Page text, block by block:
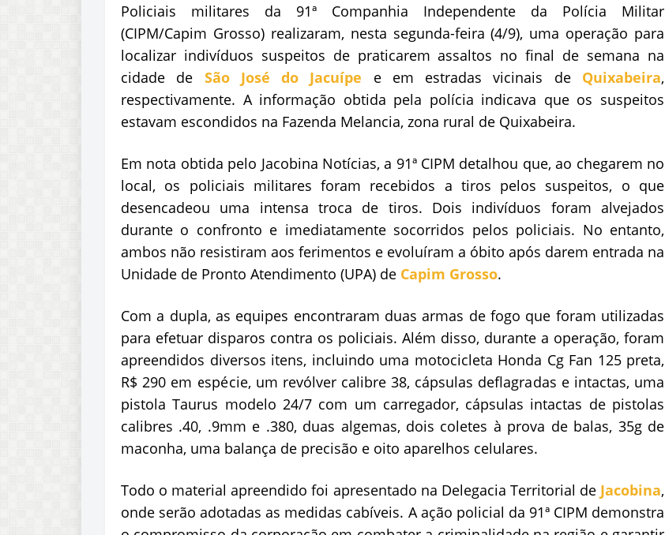
Policiais militares da 91ª Companhia Independente da Polícia Militar
(CIPM/Capim Grosso) realizaram, nesta segunda-feira (4/9), uma operação para
localizar indivíduos suspeitos de praticarem assaltos no final de semana na
cidade de São José do Jacuípe e em estradas vicinais de Quixabeira,
respectivamente. A informação obtida pela polícia indicava que os suspeitos
estavam escondidos na Fazenda Melancia, zona rural de Quixabeira.
Em nota obtida pelo Jacobina Notícias, a 91ª CIPM detalhou que, ao chegarem no
local, os policiais militares foram recebidos a tiros pelos suspeitos, o que
desencadeou uma intensa troca de tiros. Dois indivíduos foram alvejados
durante o confronto e imediatamente socorridos pelos policiais. No entanto,
ambos não resistiram aos ferimentos e evoluíram a óbito após darem entrada na
Unidade de Pronto Atendimento (UPA) de Capim Grosso.
Com a dupla, as equipes encontraram duas armas de fogo que foram utilizadas
para efetuar disparos contra os policiais. Além disso, durante a operação, foram
apreendidos diversos itens, incluindo uma motocicleta Honda Cg Fan 125 preta,
R$ 290 em espécie, um revólver calibre 38, cápsulas deflagradas e intactas, uma
pistola Taurus modelo 24/7 com um carregador, cápsulas intactas de pistolas
calibres .40, .9mm e .380, duas algemas, dois coletes à prova de balas, 35g de
maconha, uma balança de precisão e oito aparelhos celulares.
Todo o material apreendido foi apresentado na Delegacia Territorial de Jacobina,
onde serão adotadas as medidas cabíveis. A ação policial da 91ª CIPM demonstra